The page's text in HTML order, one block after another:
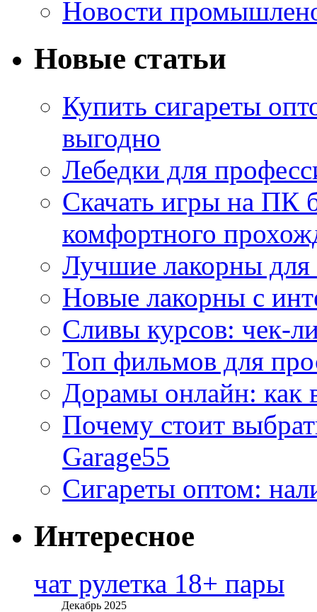
Новости
Новые статьи
Купить сигареты
выгодно
Лебедки для
Скачать игры на ПК
комфортного
Лучшие лакорны для
Новые лакорны с
Сливы курсов: чек-
Топ фильмов для
Дорамы онлайн: как
Почему стоит
Garage55
Сигареты оптом:
Интересное
чат рулетка 18+ пары
Декабрь 2025